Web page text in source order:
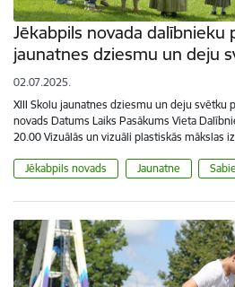
Jēkabpils novada dalībnieku
jaunatnes dziesmu un deju
02.07.2025.
XIII Skolu jaunatnes dziesmu un deju svētku
novads Datums Laiks Pasākums Vieta
20.00 Vizuālās un vizuāli plastiskās mākslas
Jēkabpils novads Jaunatne